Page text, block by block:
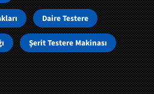
Daire Testere
Şerit Testere Makinası